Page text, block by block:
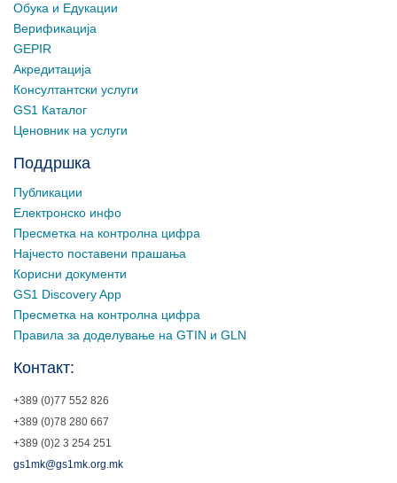
Обука и Едукации
Верификација
GEPIR
Акредитација
Консултантски услуги
GS1 Каталог
Ценовник на услуги
Поддршка
Публикации
Електронско инфо
Пресметка на контролна цифра
Најчесто поставени прашања
Корисни документи
GS1 Discovery App
Пресметка на контролна цифра
Правила за доделување на GTIN и GLN
Контакт:
+389 (0)77 552 826
+389 (0)78 280 667
+389 (0)2 3 254 251
gs1mk@gs1mk.org.mk